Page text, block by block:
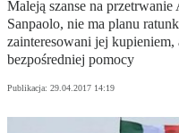
Maleją szanse na
Sanpaolo, nie ma planu
zainteresowani jej
bezpośredniej pomocy
Publikacja: 29.04.2017 14:19